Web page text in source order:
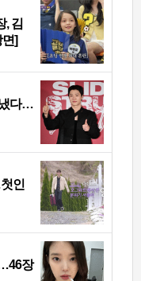
, 김
]
냈다…
인
장